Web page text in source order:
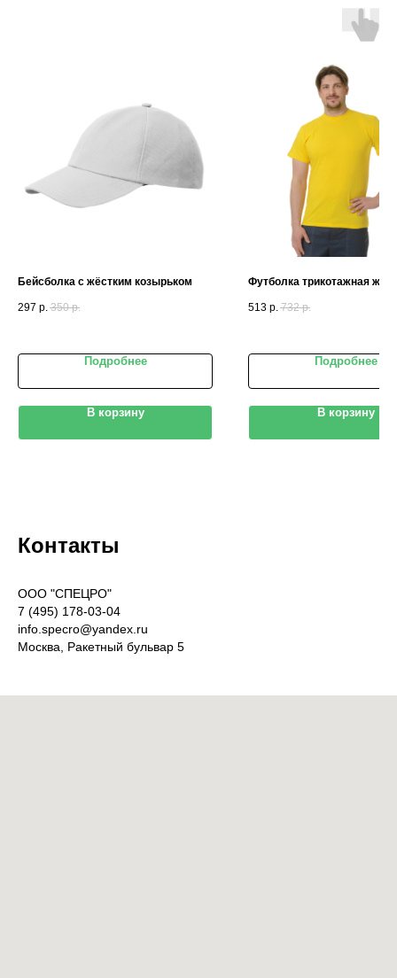
Бейсболка с жёстким козырьком
297 р. 350 р.
Подробнее
В корзину
Футболка трикотажная
513 р. 732 р.
Подробнее
В корзину
Контакты
OOO "СПЕЦРО"
7 (495) 178-03-04
info.specro@yandex.ru
Москва, Ракетный бульвар 5